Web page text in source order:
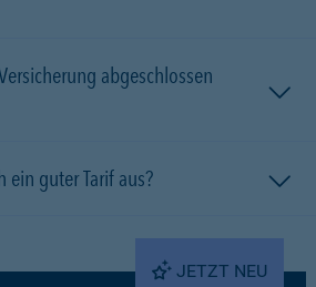
abgeschlossen
ein guter Tarif aus?
JETZT NEU